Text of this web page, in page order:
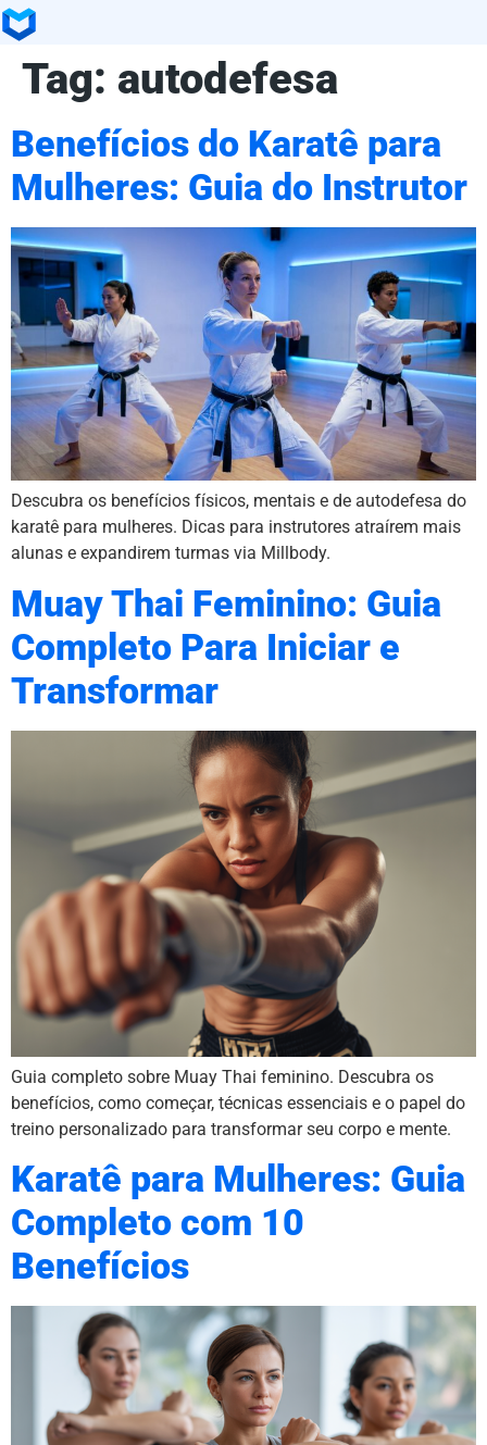
Tag: autodefesa
Benefícios do Karatê para
Mulheres: Guia do Instrutor
Descubra os benefícios físicos, mentais e de autodefesa do
karatê para mulheres. Dicas para instrutores atraírem mais
alunas e expandirem turmas via Millbody.
Muay Thai Feminino: Guia
Completo Para Iniciar e
Transformar
Guia completo sobre Muay Thai feminino. Descubra os
benefícios, como começar, técnicas essenciais e o papel do
treino personalizado para transformar seu corpo e mente.
Karatê para Mulheres: Guia
Completo com 10
Benefícios